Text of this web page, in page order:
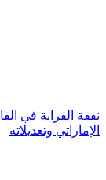
نفقة القرابة في
الإماراتي وتعديلاته